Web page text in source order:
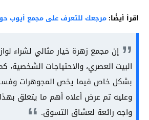
اقرأ أيضًا: مرجعك للتعرف على مجمع أيوب
إن مجمع زهرة خيار مثالي لشراء
البيت العصري، والاحتياجات الشخصية،
بشكل خاص فيما يخص المجوهرات
وعليه تم عرض أعلاه أهم ما يتعلق
واجه رائعة لعشاق التسوق.